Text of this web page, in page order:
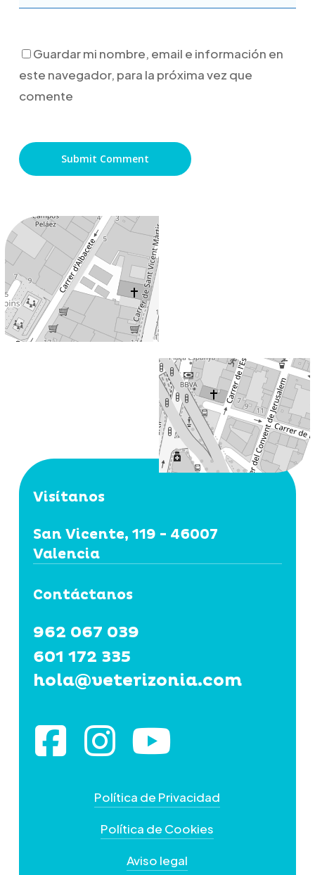
Guardar mi nombre, email e información en
este navegador, para la próxima vez que
comente
Visítanos
San Vicente, 119 - 46007
Valencia
Contáctanos
962 067 039
601 172 335
hola@veterizonia.com
Política de Privacidad
Política de Cookies
Aviso legal